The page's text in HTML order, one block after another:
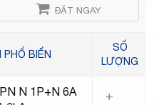
ĐẶT NGAY
PHỔ BIẾN
SỐ
LƯỢNG
N 1P+N 6A
+